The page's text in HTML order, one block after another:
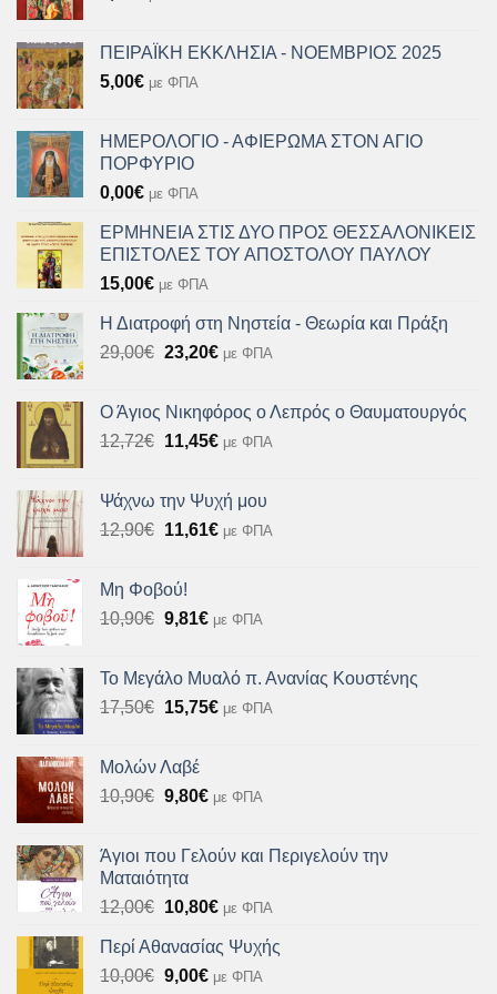
ΠΕΙΡΑΪΚΗ ΕΚΚΛΗΣΙΑ - ΝΟΕΜΒΡΙΟΣ 2025
5,00€ με ΦΠΑ
ΗΜΕΡΟΛΟΓΙΟ - ΑΦΙΕΡΩΜΑ ΣΤΟΝ ΑΓΙΟ
ΠΟΡΦΥΡΙΟ
0,00€ με ΦΠΑ
ΕΡΜΗΝΕΙΑ ΣΤΙΣ ΔΥΟ ΠΡΟΣ ΘΕΣΣΑΛΟΝΙΚΕΙΣ
ΕΠΙΣΤΟΛΕΣ ΤΟΥ ΑΠΟΣΤΟΛΟΥ ΠΑΥΛΟΥ
15,00€ με ΦΠΑ
Η Διατροφή στη Νηστεία - Θεωρία και Πράξη
29,00€ Original
29,00€.
23,20€Η
είναι:
23,20€.
με ΦΠΑ
Ο Άγιος Νικηφόρος ο Λεπρός ο Θαυματουργός
12,72€ Original
12,72€.
11,45€Η
είναι:
11,45€.
με ΦΠΑ
Ψάχνω την Ψυχή μου
12,90€ Original
12,90€.
11,61€Η
11,61€.
με ΦΠΑ
Μη Φοβού!
10,90€ Original
10,90€.
9,81€Η
είναι:
9,81€.
με ΦΠΑ
Το Μεγάλο Μυαλό π. Ανανίας Κουστένης
17,50€ Original
17,50€.
15,75€Η
15,75€.
με ΦΠΑ
Μολών Λαβέ
10,90€ Original
10,90€.
9,80€Η
είναι:
με ΦΠΑ
Άγιοι που Γελούν και Περιγελούν την
Ματαιότητα
12,00€ Original
was:
12,00€.
10,80€Η
τιμή
είναι:
με ΦΠΑ
Περί Αθανασίας Ψυχής
10,00€ Original
9,00€Ημε ΦΠΑ